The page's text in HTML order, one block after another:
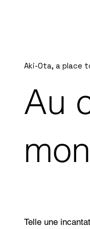
Aki-Ota, a place
Au
Telle une